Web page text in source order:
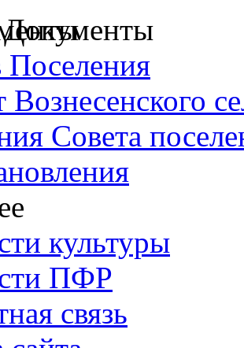
Документы
Поселения
Вознесенского
Совета
культуры
ПФР
связь